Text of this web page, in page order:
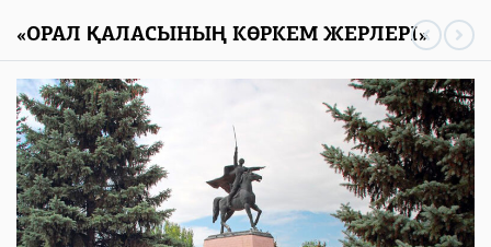
«ОРАЛ ҚАЛАСЫНЫҢ КӨРКЕМ ЖЕРЛЕРІ»